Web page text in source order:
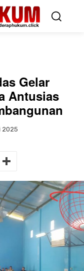
Gelar
Antusias
2025